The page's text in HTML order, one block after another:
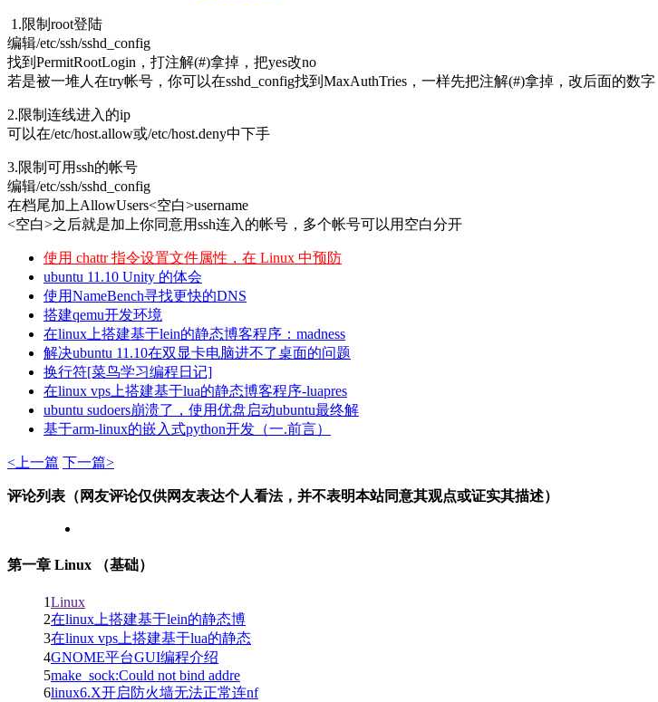
1.限制root登陆
编辑/etc/ssh/sshd_config
找到PermitRootLogin，打注解(#)拿掉，把yes改no
若是被一堆人在try帐号，你可以在sshd_config找到MaxAuthTries，一样先把注解(#)拿掉，改后面的数
2.限制连线进入的ip
可以在/etc/host.allow或/etc/host.deny中下手
3.限制可用ssh的帐号
编辑/etc/ssh/sshd_config
在档尾加上AllowUsers<空白>username
<空白>之后就是加上你同意用ssh连入的帐号，多个帐号可以用空白分开
使用 chattr 指令设置文件属性，在 Linux 中预防
ubuntu 11.10 Unity 的体会
使用NameBench寻找更快的DNS
搭建qemu开发环境
在linux上搭建基于lein的静态博客程序：madness
解决ubuntu 11.10在双显卡电脑进不了桌面的问题
换行符[菜鸟学习编程日记]
在linux vps上搭建基于lua的静态博客程序-luapres
ubuntu sudoers崩溃了，使用优盘启动ubuntu最终解
基于arm-linux的嵌入式python开发（一.前言）
<上一篇 下一篇>
评论列表（网友评论仅供网友表达个人看法，并不表明本站同意其观点或证实其描述）
第一章 Linux （基础）
1Linux
2在linux上搭建基于lein的静态博
3在linux vps上搭建基于lua的静态
4GNOME平台GUI编程介绍
5make_sock:Could not bind addre
6linux6.X开启防火墙无法正常连nf